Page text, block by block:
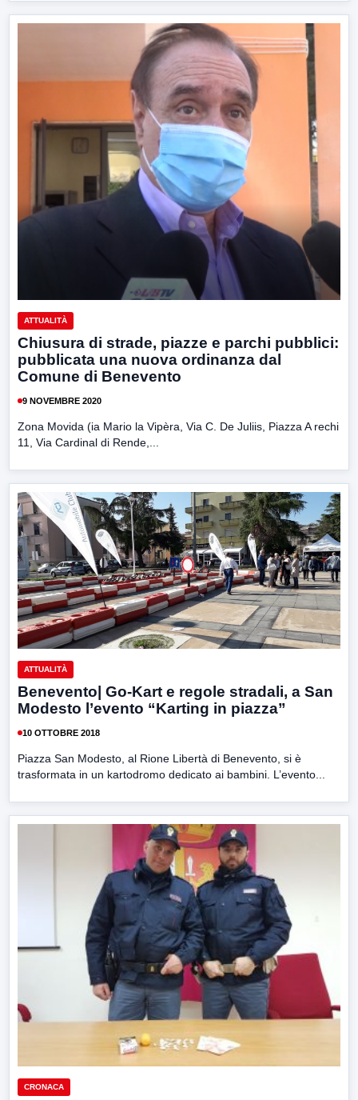
ATTUALITÀ
Chiusura di strade, piazze e parchi pubblici:
pubblicata una nuova ordinanza dal
Comune di Benevento
9 NOVEMBRE 2020
Zona Movida (ia Mario la Vipèra, Via C. De Juliis, Piazza A rechi
11, Via Cardinal di Rende,...
ATTUALITÀ
Benevento| Go-Kart e regole stradali, a San
Modesto l’evento “Karting in piazza”
10 OTTOBRE 2018
Piazza San Modesto, al Rione Libertà di Benevento, si è
trasformata in un kartodromo dedicato ai bambini. L’evento...
CRONACA